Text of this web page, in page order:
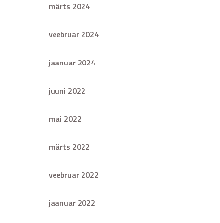
märts 2024
veebruar 2024
jaanuar 2024
juuni 2022
mai 2022
märts 2022
veebruar 2022
jaanuar 2022